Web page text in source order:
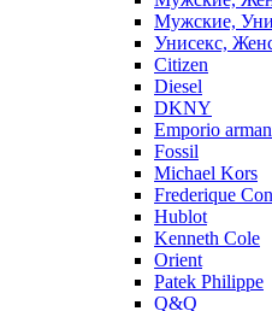
Мужские,
Унисекс,
Citizen
Diesel
DKNY
Emporio
Fossil
Michael Kors
Frederique
Hublot
Kenneth Cole
Orient
Patek Philippe
Q&Q